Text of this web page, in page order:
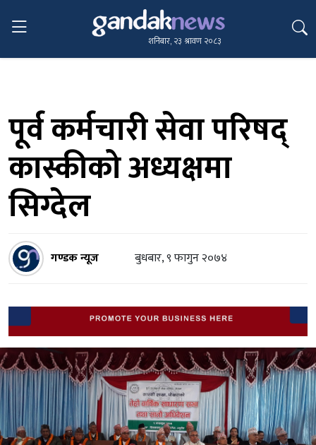
शनिबार, २३ श्रावण २०८३
पूर्व कर्मचारी सेवा परिषद्
कास्कीको अध्यक्षमा
सिग्देल
गण्डक न्यूज बुधबार, ९ फागुन २०७४